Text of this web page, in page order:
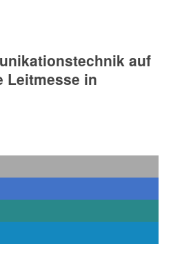
auf
Leitmesse in